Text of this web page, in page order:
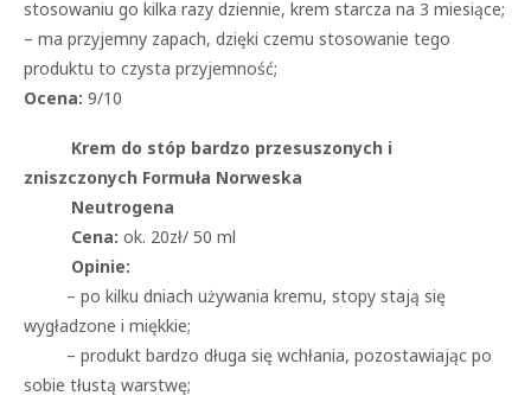
stosowaniu go kilka razy dziennie, krem starcza na 3 miesiące;
– ma przyjemny zapach, dzięki czemu stosowanie tego
produktu to czysta przyjemność;
Ocena: 9/10
Krem do stóp bardzo przesuszonych i
zniszczonych Formuła Norweska
Neutrogena
Cena: ok. 20zł/ 50 ml
Opinie:
– po kilku dniach używania kremu, stopy stają się
wygładzone i miękkie;
– produkt bardzo długa się wchłania, pozostawiając po
sobie tłustą warstwę;